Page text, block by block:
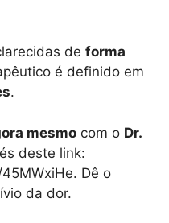
de forma
é definido em
.
mesmo com o Dr.
deste link:
Dê o
da dor.